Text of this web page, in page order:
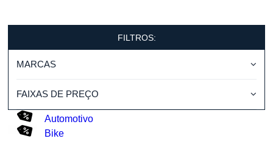
FILTROS:
MARCAS
FAIXAS DE PREÇO
Automotivo
Bike